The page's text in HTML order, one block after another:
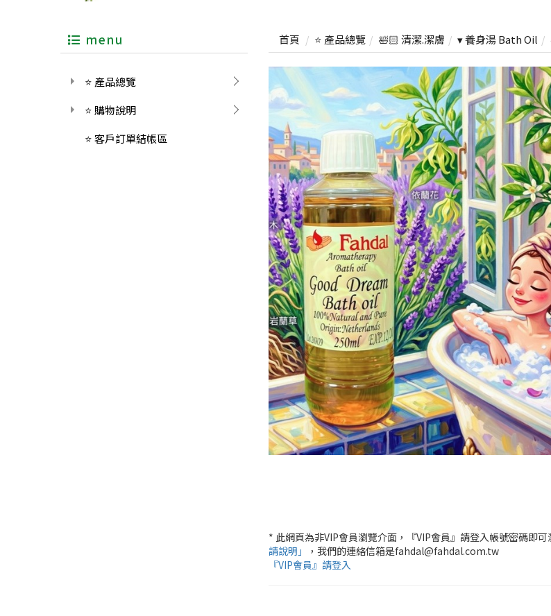
menu
⭐ 產品總覽
⭐ 購物說明
⭐ 客戶訂單結帳區
首頁 ⭐ 產品總覽 🛀🏻 清潔.潔膚 ▾ 養身湯 Bath Oil
* 此網頁為非VIP會員瀏覽介面，『VIP會員』請登入帳號密碼即
請說明」
，我們的連絡信箱是fahdal@fahdal.com.tw
『VIP會員』請登入